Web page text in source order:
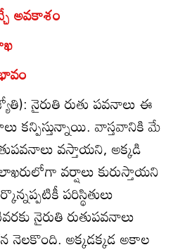
అవకాశం
నైరుతి రుతు పవనాలు ఈ
కన్పిస్తున్నాయి. వాస్తవానికి మే
వస్తాయని, అక్కడి
వర్షాలు కురుస్తాయని
పరిస్థితులు
నైరుతి రుతుపవనాలు
అక్కడక్కడ అకాల